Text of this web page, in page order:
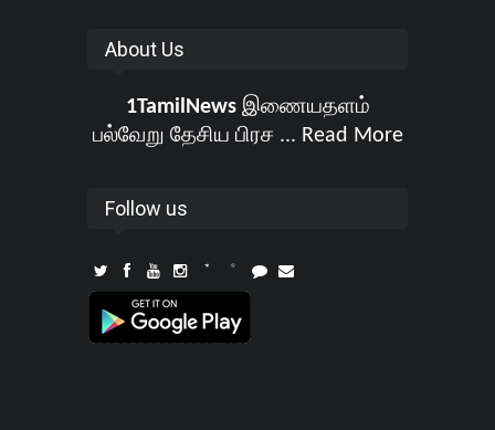
About Us
1TamilNewsஇணையதளம்
பல்வேறு தேசிய பிரச ... Read More
Follow us